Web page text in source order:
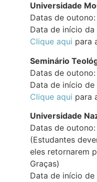
Universidade
Datas de
Data de início da
Clique aqui para
Seminário
Datas de
Data de início de
Clique aqui para
Universidade
Datas de
(Estudantes
eles retornarem
Graças)
Data de início de